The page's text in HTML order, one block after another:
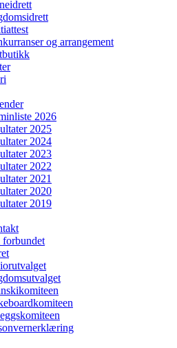
og arrangement
2026
2025
2024
2023
2022
2021
2020
2019
forbundet